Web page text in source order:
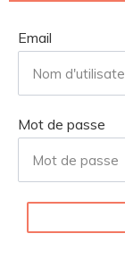
Email
Mot de passe